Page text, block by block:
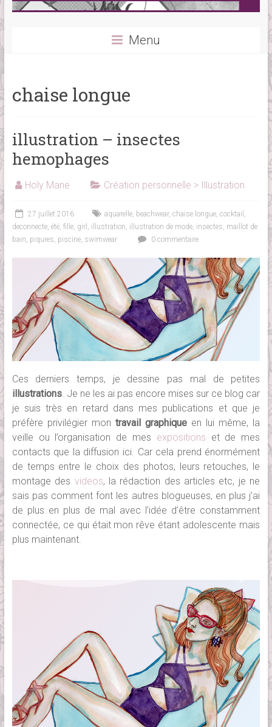
Menu
chaise longue
illustration – insectes
hemophages
Holy Mane Création personnelle > Illustration
27 juillet 2016 aquarelle, beachwear, chaise longue, cocktail ,
deconnecte, été, fille, girl , illustration, illustration de mode, insectes, maillot de
bain, piqures, piscine, swimwear 0 commentaire
Ces derniers temps, je dessine pas mal de petites
illustrations. Je ne les ai pas encore mises sur ce blog car
je suis très en retard dans mes publications et que je
préfère privilégier mon travail graphique en lui même, la
veille ou l’organisation de mes expositions et de mes
contacts que la diffusion ici. Car cela prend énormément
de temps entre le choix des photos, leurs retouches, le
montage des videos, la rédaction des articles etc, je ne
sais pas comment font les autres blogueuses, en plus j’ai
de plus en plus de mal avec l’idée d’être constamment
connectée, ce qui était mon rêve étant adolescente mais
plus maintenant.